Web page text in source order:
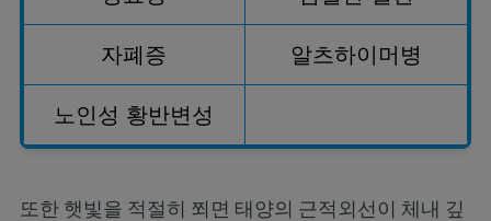
자폐증 알츠하이머병
노인성 황반변성
또한 햇빛을 적절히 쬐면 태양의 근적외선이 체내 깊